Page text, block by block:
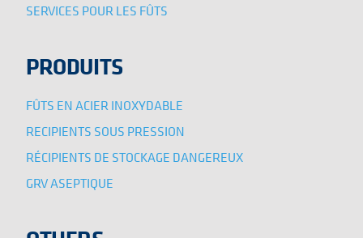
SERVICES POUR LES FÛTS
PRODUITS
FÛTS EN ACIER INOXYDABLE
RECIPIENTS SOUS PRESSION
RÉCIPIENTS DE STOCKAGE DANGEREUX
GRV ASEPTIQUE